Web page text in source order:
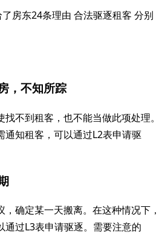
房东24条理由 合法驱逐租客 分别
，不知所踪
不到租客，也不能当做此项处理。
通知租客，可以通过L2表申请驱
确定某一天搬离。在这种情况下，
通过L3表申请驱逐。需要注意的